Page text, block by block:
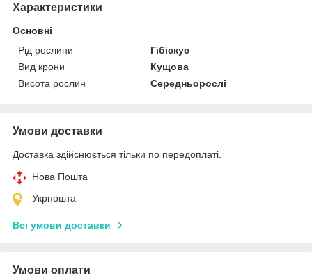
Характеристики
Основні
Рід рослини
Гібіскус
Вид крони
Кущова
Висота рослин
Середньорослі
Умови доставки
Доставка здійснюється тільки по передоплаті.
Нова Пошта
Укрпошта
Всі умови доставки
Умови оплати